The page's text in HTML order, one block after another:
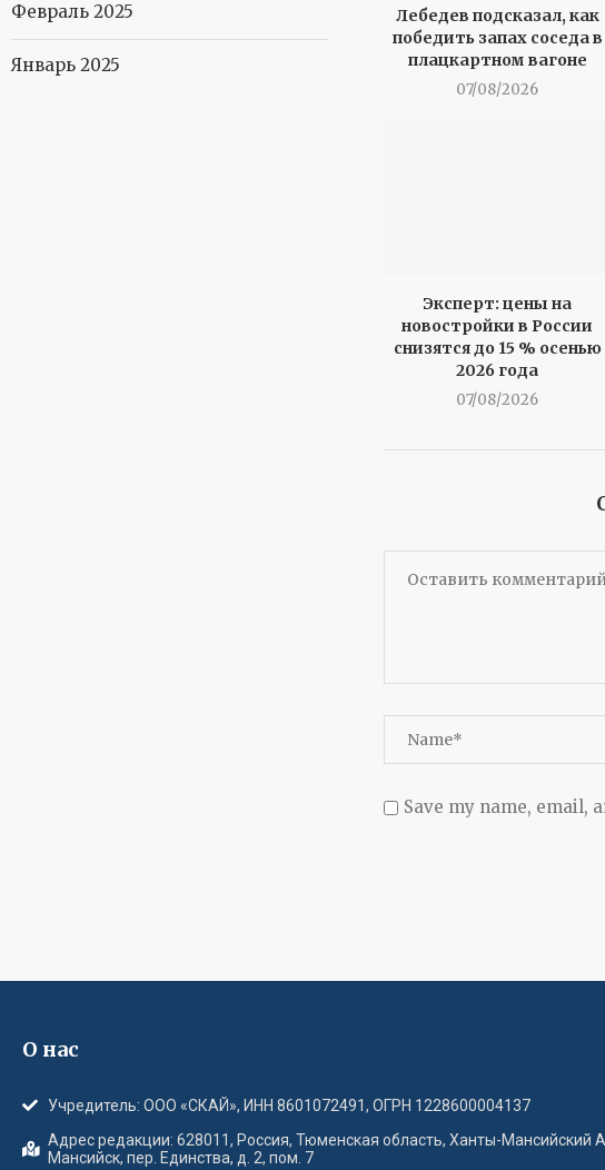
Лебедев подсказал, как
победить запах соседа в
плацкартном вагоне
07/08/2026
Эксперт: цены на
новостройки в России
снизятся до 15 % осенью
2026 года
07/08/2026
Save my name, email,
Февраль 2025
Январь 2025
О нас
Учредитель: ООО «СКАЙ», ИНН 8601072491, ОГРН 1228600004137
Адрес редакции: 628011, Россия, Тюменская область, Ханты-Мансийский
Мансийск, пер. Единства, д. 2, пом. 7